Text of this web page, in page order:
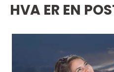
HVA ER EN